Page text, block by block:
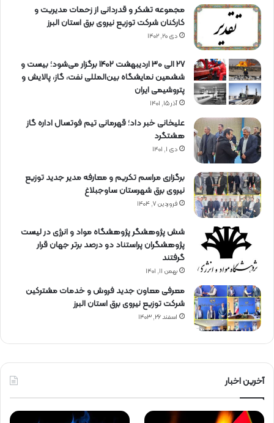
مجموعه تشکر و قدردانی از زحمات مدیریت و
کارکنان شرکت توزیع نیروی برق استان البرز
دی ۲۰, ۱۴۰۲
27 الی 30 اردیبهشت 1402 برگزار می‌شود؛ بیست و
ششمین نمایشگاه بین‌المللی نفت، گاز، پالایش و
پتروشیمی ایران
آذر ۱۵, ۱۴۰۱
علیخانی خبر داد؛ قهرمانی تیم فوتسال اداره گاز
هشتگرد
دی ۱, ۱۴۰۱
برگزاری مراسم تكریم و معارفه مدیر جدید توزیع
نیروی برق شهرستان ساوجبلاغ
فروردین ۷, ۱۴۰۴
شش پژوهشگر پژوهشگاه مواد و انرژی در لیست
پژوهشگران پراستناد دو درصد برتر جهان قرار
گرفتند
بهمن ۱۱, ۱۴۰۱
معرفی معاون جدید فروش و خدمات مشتركین
شركت توزیع نیروی برق استان البرز
اسفند ۲۶, ۱۴۰۳
آخرین اخبار